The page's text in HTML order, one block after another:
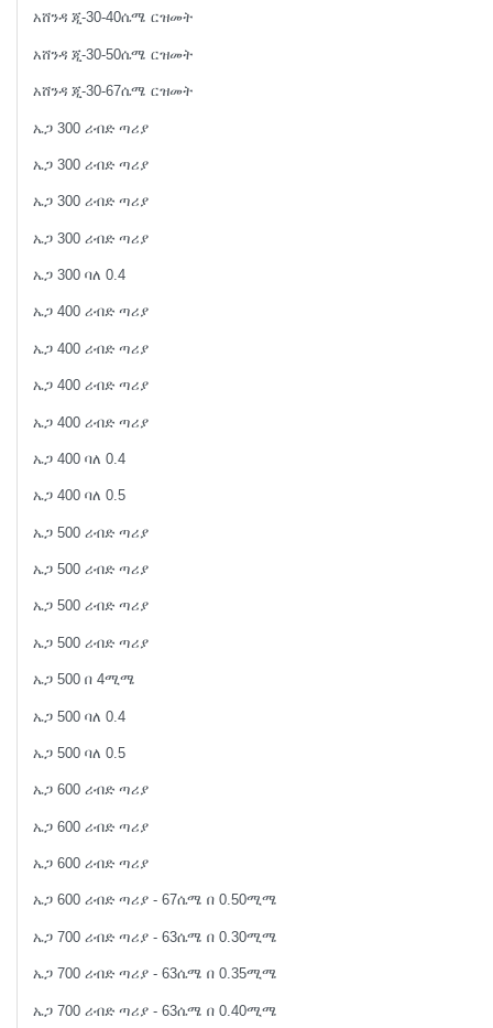
አሸንዳ ጂ-30-40ሴሜ ርዝመት
አሸንዳ ጂ-30-50ሴሜ ርዝመት
አሸንዳ ጂ-30-67ሴሜ ርዝመት
ኤጋ 300 ሪብድ ጣሪያ
ኤጋ 300 ሪብድ ጣሪያ
ኤጋ 300 ሪብድ ጣሪያ
ኤጋ 300 ሪብድ ጣሪያ
ኤጋ 300 ባለ 0.4
ኤጋ 400 ሪብድ ጣሪያ
ኤጋ 400 ሪብድ ጣሪያ
ኤጋ 400 ሪብድ ጣሪያ
ኤጋ 400 ሪብድ ጣሪያ
ኤጋ 400 ባለ 0.4
ኤጋ 400 ባለ 0.5
ኤጋ 500 ሪብድ ጣሪያ
ኤጋ 500 ሪብድ ጣሪያ
ኤጋ 500 ሪብድ ጣሪያ
ኤጋ 500 ሪብድ ጣሪያ
ኤጋ 500 በ 4ሚሜ
ኤጋ 500 ባለ 0.4
ኤጋ 500 ባለ 0.5
ኤጋ 600 ሪብድ ጣሪያ
ኤጋ 600 ሪብድ ጣሪያ
ኤጋ 600 ሪብድ ጣሪያ
ኤጋ 600 ሪብድ ጣሪያ - 67ሴሜ በ 0.50ሚሜ
ኤጋ 700 ሪብድ ጣሪያ - 63ሴሜ በ 0.30ሚሜ
ኤጋ 700 ሪብድ ጣሪያ - 63ሴሜ በ 0.35ሚሜ
ኤጋ 700 ሪብድ ጣሪያ - 63ሴሜ በ 0.40ሚሜ